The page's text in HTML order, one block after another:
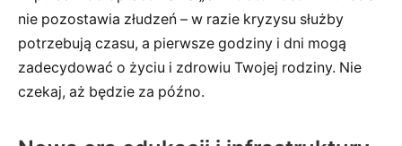
nie pozostawia złudzeń – w razie kryzysu służby
potrzebują czasu, a pierwsze godziny i dni mogą
zadecydować o życiu i zdrowiu Twojej rodziny. Nie
czekaj, aż będzie za późno.